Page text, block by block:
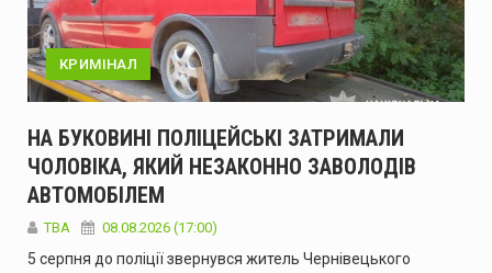
КРИМІНАЛ
НА БУКОВИНІ ПОЛІЦЕЙСЬКІ ЗАТРИМАЛИ
ЧОЛОВІКА, ЯКИЙ НЕЗАКОННО ЗАВОЛОДІВ
АВТОМОБІЛЕМ
ТВА 08.08.2026 (17:00)
5 серпня до поліції звернувся житель Чернівецького